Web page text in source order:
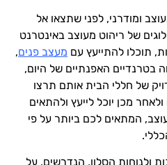
ומודרני, לפני שתצאו אל
של ריהוט מעוצב באינטרנט
תוכלו להתייעץ עם מעצב פנים,
בטרנדיים האפנתיים של היום,
של חללי הבית אותם תרצו
מכן יוכל לייעץ ולהתאים
המתאים לכם ביותר על פי
ולנוחות הסלון, הנדרשים, על